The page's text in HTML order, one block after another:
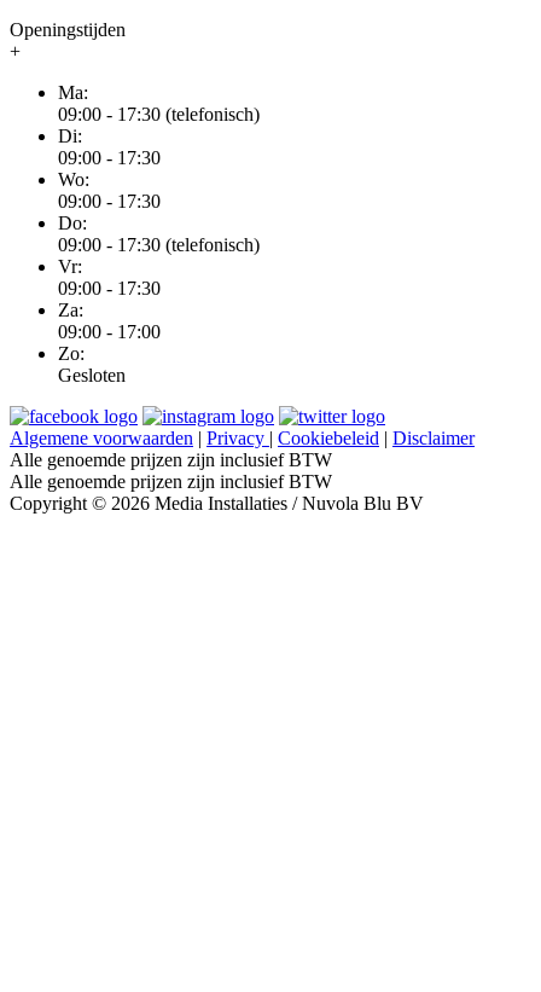
Openingstijden
+
Ma:
09:00 - 17:30 (telefonisch)
Di:
09:00 - 17:30
Wo:
09:00 - 17:30
Do:
09:00 - 17:30 (telefonisch)
Vr:
09:00 - 17:30
Za:
09:00 - 17:00
Zo:
Gesloten
Algemene voorwaarden | Privacy | Cookiebeleid | Disclaimer
Alle genoemde prijzen zijn inclusief BTW
Alle genoemde prijzen zijn inclusief BTW
Copyright © 2026 Media Installaties / Nuvola Blu BV